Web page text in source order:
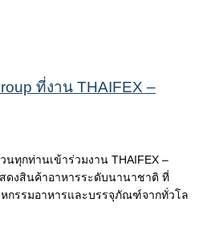
ที่งาน THAIFEX –
นทุกท่านเข้าร่วมงาน THAIFEX –
สดงสินค้าอาหารระดับนานาชาติ ที่
กรรมอาหารและบรรจุภัณฑ์จากทั่วโล